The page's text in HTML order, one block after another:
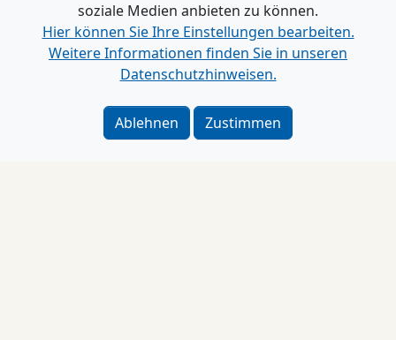
soziale Medien anbieten zu können.
Hier können Sie Ihre Einstellungen bearbeiten.
Weitere Informationen finden Sie in unseren
Datenschutzhinweisen.
Ablehnen Zustimmen